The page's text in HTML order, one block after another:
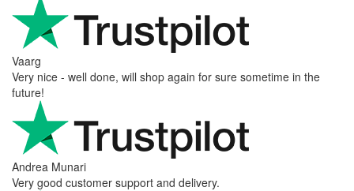
Vaarg
Very nice - well done, will shop again for sure sometime in the
future!
Andrea Munari
Very good customer support and delivery.